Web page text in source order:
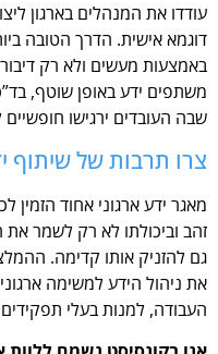
עודדו את המנהלים בארגון
דוגמא אישית. הדרך הטובה
באמצעות מעשים ולא רק
משתפים ידע באופן שוטף,
שבה העובדים ירגישו
צרו תרבות של שיתוף
מאגר ידע ארגוני אחוד הזמין
זהב וביכולתו לא רק לשמר את
גם להזניק אותו קדימה.
את ניהול הידע למשימה
העבודה, למנות בעלי